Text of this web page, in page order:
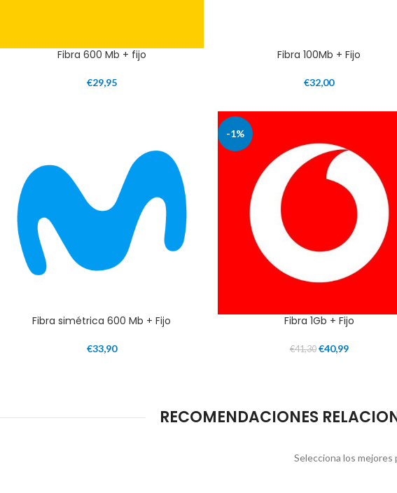
Fibra 600 Mb + fijo
€29,95
Fibra 100Mb + Fijo
€32,00
Fibra simétrica 600 Mb + Fijo
€33,90
-1%
Fibra 1Gb + Fijo
€41,30 €40,99
RECOMENDACIONES
Selecciona los